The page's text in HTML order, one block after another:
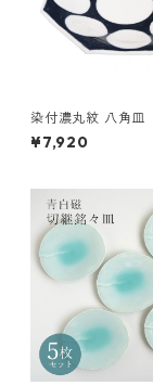
染付濃丸紋 八角皿
¥7,920